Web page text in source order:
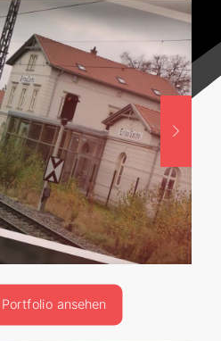
ansehen